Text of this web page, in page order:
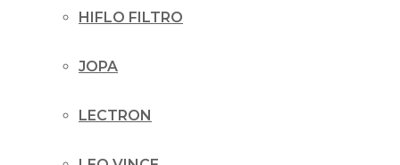
HIFLO FILTRO
JOPA
LECTRON